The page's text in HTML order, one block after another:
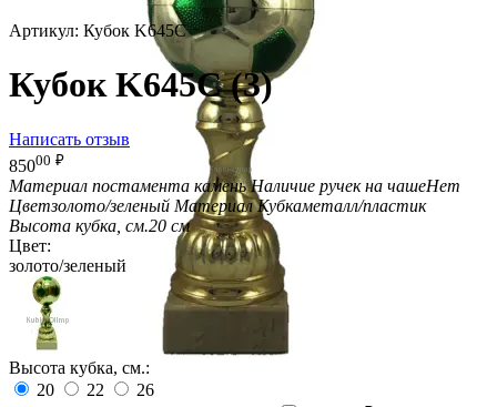
Артикул: Кубок K645C
Кубок K645C (3)
Написать отзыв
85000 ₽
Материал постамента каменьНаличие ручек на чашеНет
Цветзолото/зеленый Материал Кубкаметалл/пластик
Высота кубка, см.20 см
Цвет:
золото/зеленый
Высота кубка, см.:
20
22
26